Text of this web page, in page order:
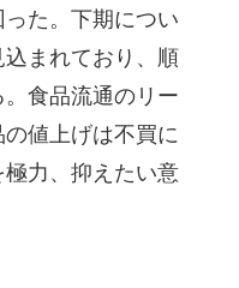
た。下期につい
まれており、順
食品流通のリー
値上げは不買に
力、抑えたい意